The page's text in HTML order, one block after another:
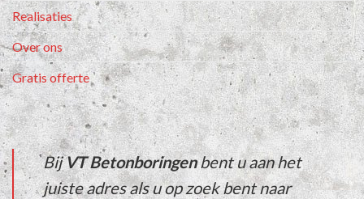
Realisaties
Over ons
Gratis offerte
BijVT Betonboringenbent u aan het
juiste adres als u op zoek bent naar